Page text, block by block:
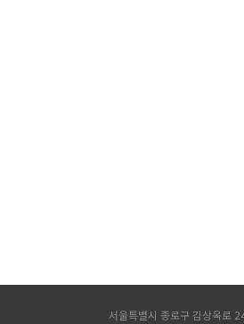
서울특별시 종로구 김상옥로